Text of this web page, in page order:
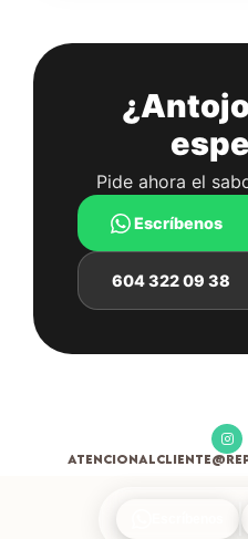
Pide ahora el
Escríbenos
604 322 09 38